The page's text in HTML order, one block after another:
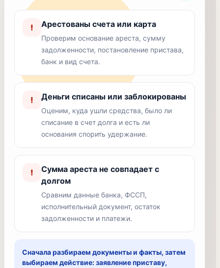
! Арестованы счета или карта
Проверим основание ареста, сумму
задолженности, постановление пристава,
банк и вид счета.
! Деньги списаны или заблокированы
Оценим, куда ушли средства, было ли
списание в счет долга и есть ли
основания спорить удержание.
!
Сумма ареста не совпадает с
долгом
Сравним данные банка, ФССП,
исполнительный документ, остаток
задолженности и платежи.
Сначала разбираем документы и факты, затем
выбираем действие: заявление приставу,